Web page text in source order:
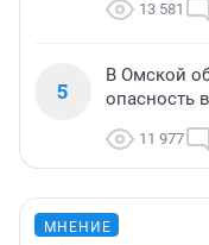
13 581
5
В Омской
опасность
11 977
МНЕНИЕ